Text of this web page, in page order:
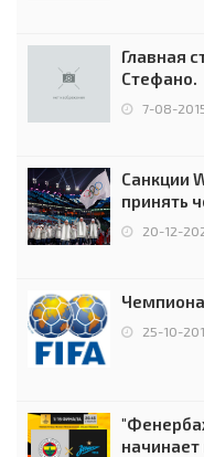
Главная
Стефано.
7-08-
Санкции
принять
20-12-
25-10-